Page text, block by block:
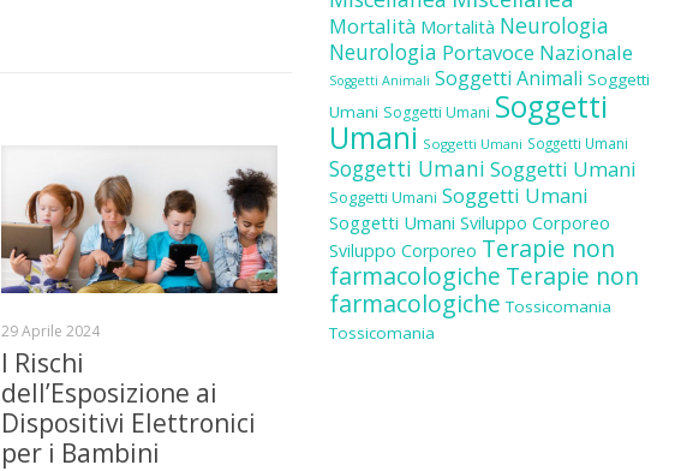
29 Aprile 2024
I Rischi
dell’Esposizione ai
Dispositivi Elettronici
per i Bambini
Mortalità Mortalità Neurologia
Neurologia Portavoce Nazionale
Soggetti Animali Soggetti Animali Soggetti
Umani Soggetti Umani Soggetti
Umani Soggetti Umani Soggetti Umani
Soggetti Umani Soggetti Umani
Soggetti Umani Soggetti Umani
Soggetti Umani Sviluppo Corporeo
Sviluppo Corporeo Terapie non
farmacologiche Terapie non
farmacologiche Tossicomania
Tossicomania